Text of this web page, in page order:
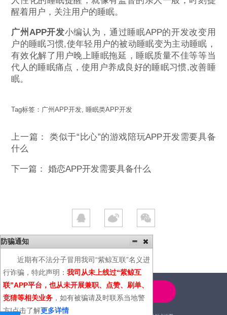
醒着用户，关注用户的睡眠。
广州APP开发小编认为，通过睡眠APP的开发改变用
户的睡眠习惯,使年轻用户的被动睡眠变为主动睡眠，
有效化解了用户晚上睡眠拖延，睡眠质量不佳等等当
代人的睡眠痛点，使用户养成良好的睡眠习惯,改善睡
眠。
Tag标签： 广州APP开发 睡眠类APP开发
上一篇：类似于“比心”的游戏陪玩APP开发需要具备
什么
下一篇：婚恋APP开发需要具备什么
4000-600-366
防骗通知
近期有不法分子冒用我司“紫鲸互联”名义进
行诈骗，特此声明： 我司从未上线过“紫鲸互
联”APP平台，也从未开展兼职、点赞、刷单、
竞猜等相关业务 ，如有被骗请及时联系当地警
方!点击了解更多详情